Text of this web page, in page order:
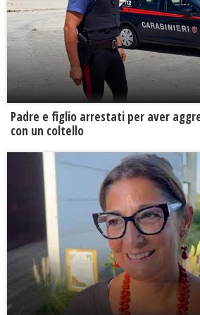
Padre e figlio arrestati per aver
con un coltello